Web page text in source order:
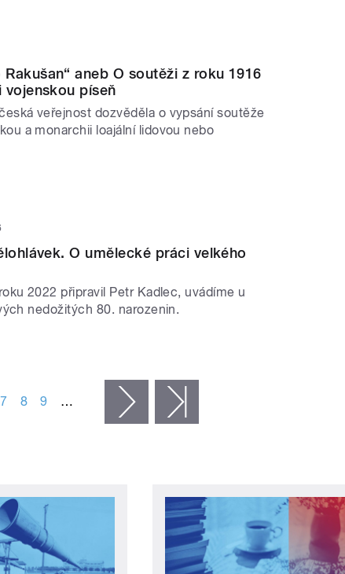
aneb O soutěži z roku 1916
vojenskou píseň
veřejnost dozvěděla o vypsání soutěže
a monarchii loajální lidovou nebo
O umělecké práci velkého
2022 připravil Petr Kadlec, uvádíme u
nedožitých 80. narozenin.
7 8 9 … následující ›